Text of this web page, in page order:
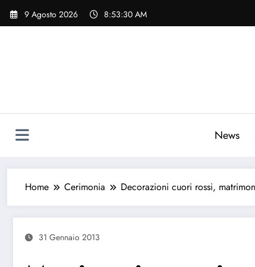
Vai
9 Agosto 2026 8:53:31 AM
News
Home Cerimonia Decorazioni cuori rossi,
31 Gennaio 2013